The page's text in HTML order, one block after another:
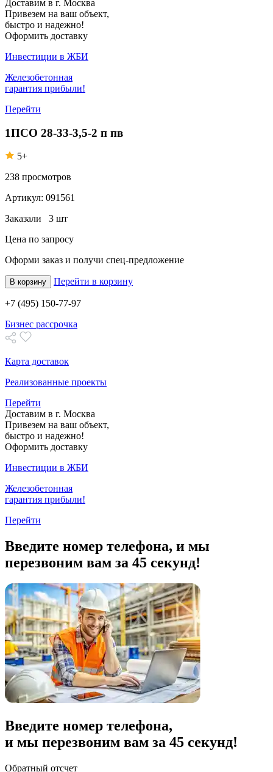
Доставим в г. Москва
Привезем на ваш объект,
быстро и надежно!
Оформить доставку
Инвестиции в ЖБИ
Железобетонная
гарантия прибыли!
Перейти
1ПСО 28-33-3,5-2 п пв
5+
238 просмотров
Артикул: 091561
Заказали 3 шт
Цена по запросу
Оформи заказ и получи спец-предложение
В корзину Перейти в корзину
+7 (495) 150-77-97
Бизнес рассрочка
Карта доставок
Реализованные проекты
Перейти
Доставим в г. Москва
Привезем на ваш объект,
быстро и надежно!
Оформить доставку
Инвестиции в ЖБИ
Железобетонная
гарантия прибыли!
Перейти
Введите номер телефона, и мы
перезвоним вам за 45 секунд!
Введите номер телефона,
и мы перезвоним вам за 45 секунд!
Обратный отсчет